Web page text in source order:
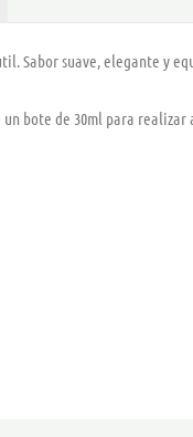
Sabor suave, elegante y
bote de 30ml para